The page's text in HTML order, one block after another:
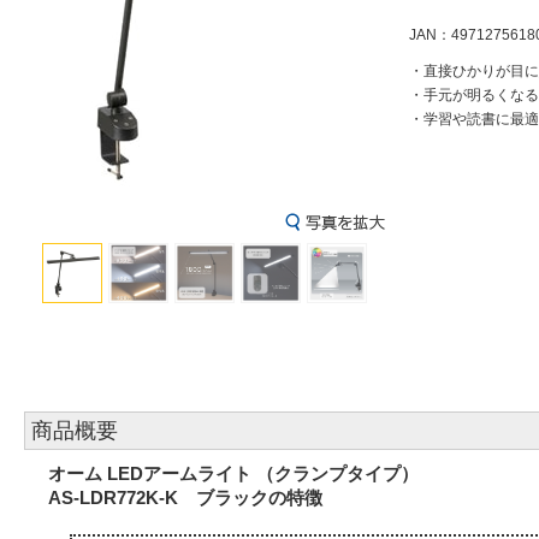
JAN：
・直接ひかりが目
・手元が明るくな
・学習や読書に最適
商品概要
オーム LEDアームライト （クランプタイプ）
AS-LDR772K-K ブラックの特徴